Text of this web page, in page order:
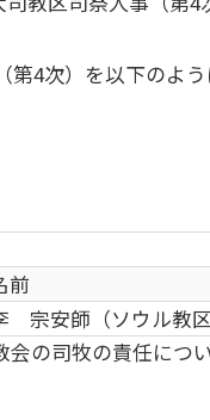
4次）を以下のよ
前
宗安師（ソウル教区
の司牧の責任につ